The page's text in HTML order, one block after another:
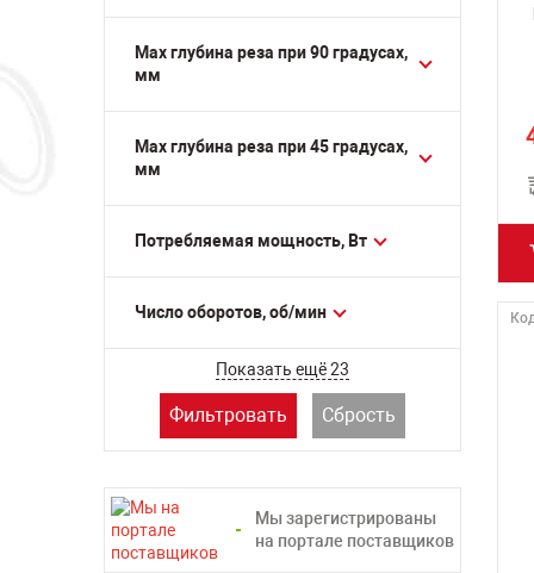
Мах глубина реза при 90 градусах,
мм
Мах глубина реза при 45 градусах,
мм
Потребляемая мощность, Вт
Число оборотов, об/мин
Показать ещё 23
Фильтровать Сбрость
Мы зарегистрированы
на портале поставщиков